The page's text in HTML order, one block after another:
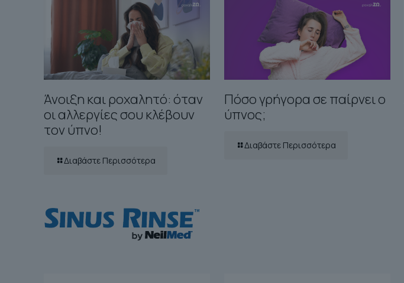
Άνοιξη και ροχαλητό: όταν
οι αλλεργίες σου κλέβουν
τον ύπνο!
Διαβάστε Περισσότερα
Πόσο γρήγορα σε παίρνει ο
ύπνος;
Διαβάστε Περισσότερα